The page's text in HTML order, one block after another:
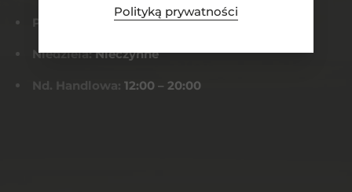
Polityką prywatności
Pt-Sob: 8:00 – 22:00
Niedziela:Nieczynne
Nd. Handlowa: 12:00 – 20:00